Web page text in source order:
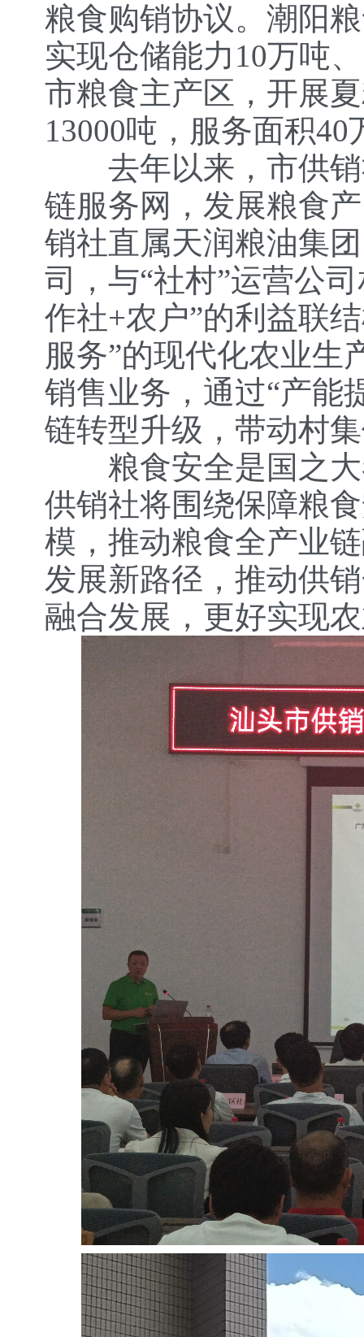
粮食购销协议。潮阳
实现仓储能力10万吨
市粮食主产区，开展
13000吨，服务面积
去年以来，市供销
链服务网，发展粮食
销社直属天润粮油集
司，与“社村”运营公
作社+农户”的利益联
服务”的现代化农业生
销售业务，通过“产能
链转型升级，带动村
粮食安全是国之大
供销社将围绕保障粮
模，推动粮食全产业
发展新路径，推动供
融合发展，更好实现